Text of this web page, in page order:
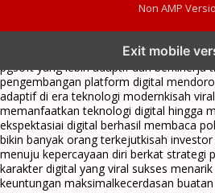
Non AMP
Exit mobile
menghadirkan inovasi berkualitasai
pgsoft yang lebih adaptif dan berkinerja
pengembangan platform digital
adaptif di era teknologi modernkisah
memanfaatkan teknologi digital hingga
ekspektasiai digital berhasil membaca
bikin banyak orang terkejutkisah
menuju kepercayaan diri berkat strategi
karakter digital yang viral sukses
keuntungan maksimalkecerdasan